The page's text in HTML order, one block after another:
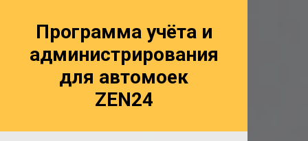
Программа учёта и
администрирования
для автомоек
ZEN24